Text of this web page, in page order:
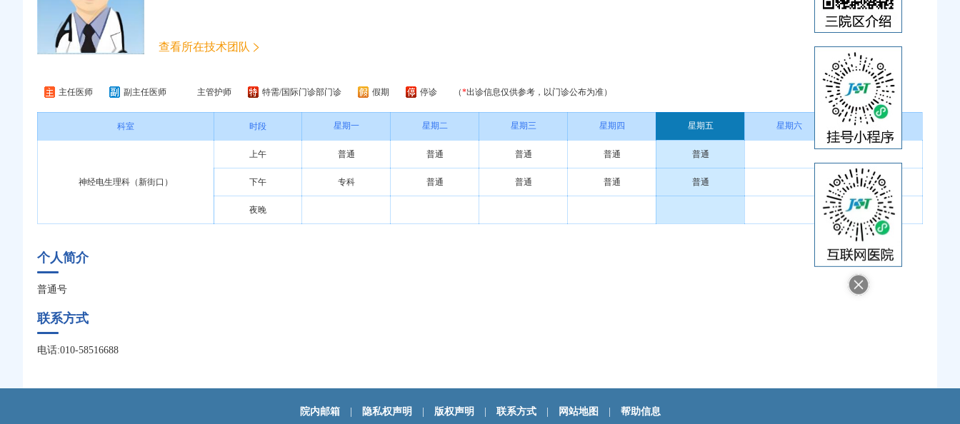
查看所在技术团队
主任医师 副主任医师 主管护师 特需/国际门诊部门诊 假期 停诊 （*出诊信息仅供参考，以门诊公布为准）
科室 时段 星期一 星期二 星期三 星期四 星期五 星期六 星期日
神经电生理科（新街口）
上午 普通 普通 普通 普通 普通
下午 专科 普通 普通 普通 普通
夜晚
个人简介
普通号
联系方式
电话:010-58516688
院内邮箱 隐私权声明 版权声明 联系方式 网站地图 帮助信息